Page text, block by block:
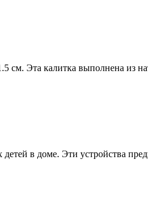
см. Эта калитка выполнена из
в доме. Эти устройства